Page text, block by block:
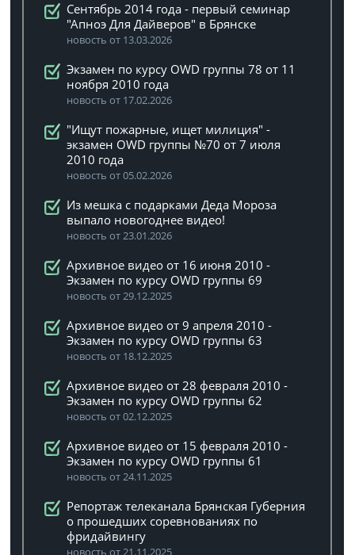
Сентябрь 2014 года - первый семинар
"Апноэ Для Дайверов" в Брянске
новость от 13.03.2026
Экзамен по курсу OWD группы 78 от 11
ноября 2010 года
новость от 17.02.2026
"Ищут пожарные, ищет милиция" -
экзамен OWD группы №70 от 7 июля
2010 года
новость от 05.02.2026
Из мешка с подарками Деда Мороза
выпало новогоднее видео!
новость от 23.01.2026
Архивное видео от 16 июня 2010 -
Экзамен по курсу OWD группы 69
новость от 29.12.2025
Архивное видео от 9 апреля 2010 -
Экзамен по курсу OWD группы 63
новость от 18.12.2025
Архивное видео от 28 февраля 2010 -
Экзамен по курсу OWD группы 62
новость от 02.12.2025
Архивное видео от 15 февраля 2010 -
Экзамен по курсу OWD группы 61
новость от 24.11.2025
Репортаж телеканала Брянская Губерния
о прошедших соревнованиях по
фридайвингу
новость от 21.11.2025